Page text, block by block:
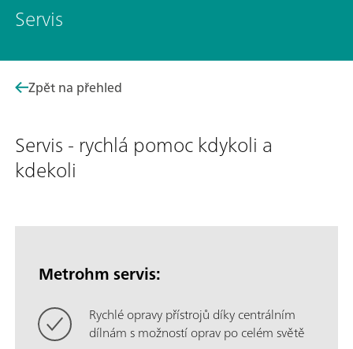
Servis
Zpět na přehled
Servis - rychlá pomoc kdykoli a
kdekoli
Metrohm servis:
Rychlé opravy přístrojů díky centrálním
dílnám s možností oprav po celém světě